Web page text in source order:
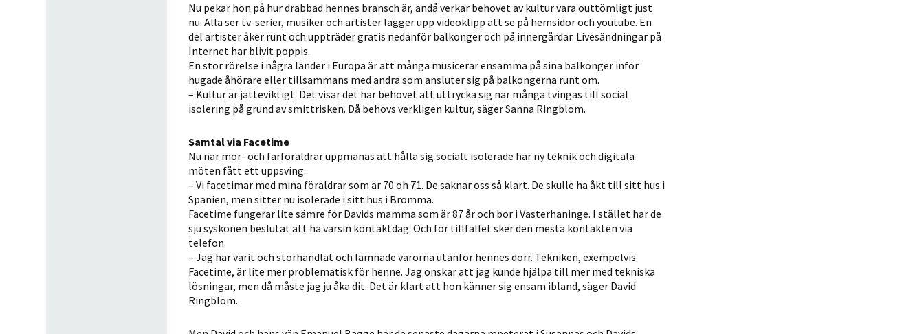
Nu pekar hon på hur drabbad hennes bransch är, ändå verkar behovet av kultur vara outtömligt just
nu. Alla ser tv-serier, musiker och artister lägger upp videoklipp att se på hemsidor och youtube. En
del artister åker runt och uppträder gratis nedanför balkonger och på innergårdar. Livesändningar på
Internet har blivit poppis.
En stor rörelse i några länder i Europa är att många musicerar ensamma på sina balkonger inför
hugade åhörare eller tillsammans med andra som ansluter sig på balkongerna runt om.
– Kultur är jätteviktigt. Det visar det här behovet att uttrycka sig när många tvingas till social
isolering på grund av smittrisken. Då behövs verkligen kultur, säger Sanna Ringblom.
Samtal via Facetime
Nu när mor- och farföräldrar uppmanas att hålla sig socialt isolerade har ny teknik och digitala
möten fått ett uppsving.
– Vi facetimar med mina föräldrar som är 70 oh 71. De saknar oss så klart. De skulle ha åkt till sitt hus i
Spanien, men sitter nu isolerade i sitt hus i Bromma.
Facetime fungerar lite sämre för Davids mamma som är 87 år och bor i Västerhaninge. I stället har de
sju syskonen beslutat att ha varsin kontaktdag. Och för tillfället sker den mesta kontakten via
telefon.
– Jag har varit och storhandlat och lämnade varorna utanför hennes dörr. Tekniken, exempelvis
Facetime, är lite mer problematisk för henne. Jag önskar att jag kunde hjälpa till mer med tekniska
lösningar, men då måste jag ju åka dit. Det är klart att hon känner sig ensam ibland, säger David
Ringblom.